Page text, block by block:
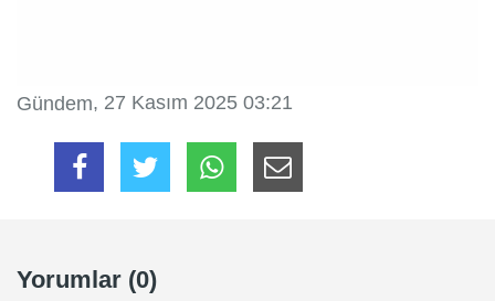
Gündem, 27 Kasım 2025 03:21
Yorumlar (0)